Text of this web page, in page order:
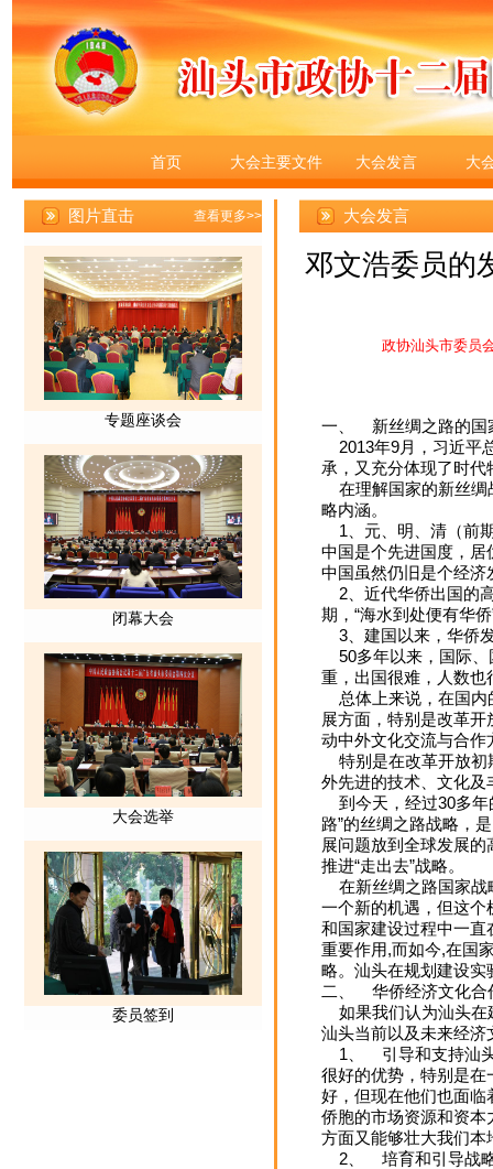
首页 大会主要文件 大会发言 大
大会发言
邓文浩委员的
政协汕头市委员
一、 新丝绸之路的国
2013年9月，习近平
承，又充分体现了时
在理解国家的新丝绸
略内涵。
1、元、明、清（前
中国是个先进国度，
中国虽然仍旧是个经
2、近代华侨出国的
期，“海水到处便有华
3、建国以来，华侨
50多年以来，国际、
重，出国很难，人数也
总体上来说，在国内
展方面，特别是改革
动中外文化交流与合
特别是在改革开放初
外先进的技术、文化
到今天，经过30多年
路”的丝绸之路战略，
展问题放到全球发展
推进“走出去”战略。
在新丝绸之路国家战
一个新的机遇，但这
和国家建设过程中一
重要作用,而如今,在国
略。汕头在规划建设实
二、 华侨经济文化合
如果我们认为汕头在
汕头当前以及未来经
1、 引导和支持汕头
很好的优势，特别是在
好，但现在他们也面
侨胞的市场资源和资
方面又能够壮大我们
2、 培育和引导战略